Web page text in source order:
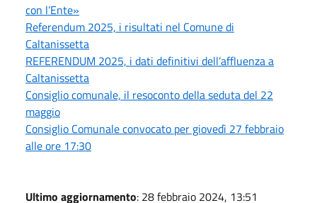
con l’Ente»
Referendum 2025, i risultati nel Comune di
Caltanissetta
REFERENDUM 2025, i dati definitivi dell’affluenza a
Caltanissetta
Consiglio comunale, il resoconto della seduta del 22
maggio
Consiglio Comunale convocato per giovedì 27 febbraio
alle ore 17:30
Ultimo aggiornamento: 28 febbraio 2024, 13:51